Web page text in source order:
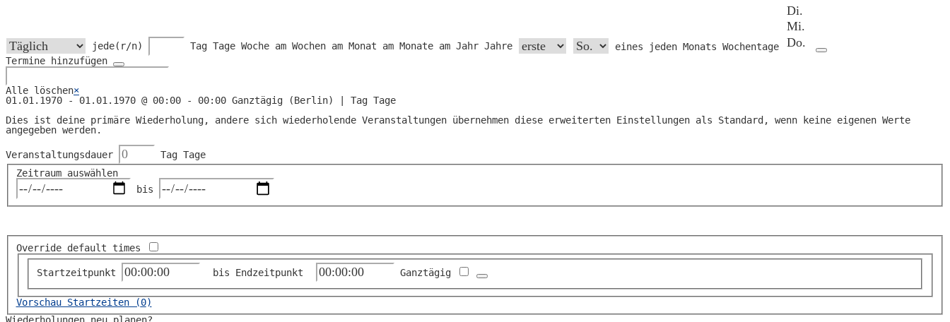
jede(r/n) Tag Tage Woche am Wochen am Monat am Monate am Jahr Jahre eines jeden Monats Wochentage
Termine hinzufügen
Alle löschen×
01.01.1970 - 01.01.1970 @ 00:00 - 00:00 Ganztägig (Berlin) | Tag Tage
Dies ist deine primäre Wiederholung, andere sich wiederholende Veranstaltungen übernehmen diese erweiterten Einstellungen als Standard, wenn keine eigenen Werte
angegeben werden.
Veranstaltungsdauer Tag Tage
Zeitraum auswählen
bis
Override default times
Startzeitpunkt bis Endzeitpunkt Ganztägig
Vorschau Startzeiten (0)
Wiederholungen neu planen?